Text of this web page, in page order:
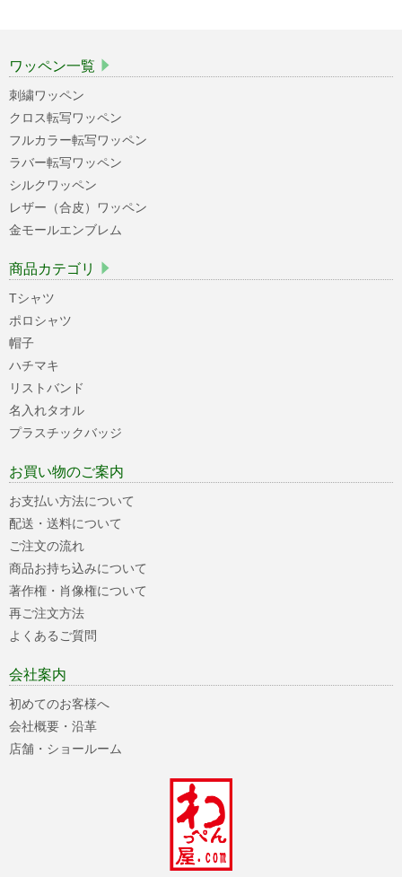
ワッペン一覧
刺繍ワッペン
クロス転写ワッペン
フルカラー転写ワッペン
ラバー転写ワッペン
シルクワッペン
レザー（合皮）ワッペン
金モールエンブレム
商品カテゴリ
Tシャツ
ポロシャツ
帽子
ハチマキ
リストバンド
名入れタオル
プラスチックバッジ
お買い物のご案内
お支払い方法について
配送・送料について
ご注文の流れ
商品お持ち込みについて
著作権・肖像権について
再ご注文方法
よくあるご質問
会社案内
初めてのお客様へ
会社概要・沿革
店舗・ショールーム